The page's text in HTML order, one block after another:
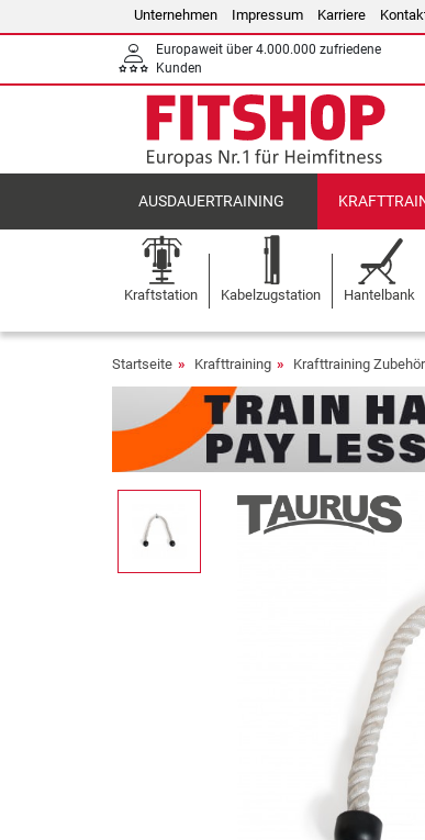
Unternehmen Impressum Karriere
Europaweit über 4.000.000 zufriedene
Kunden
AUSDAUERTRAINING
Kraftstation Kabelzugstation Hantelbank
Startseite Krafttraining Krafttraining Zubehör